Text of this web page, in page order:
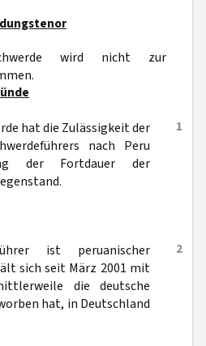
wird nicht zur
1
hat die Zulässigkeit der
nach Peru
der Fortdauer der
2
ist peruanischer
sich seit März 2001 mit
die deutsche
hat, in Deutschland